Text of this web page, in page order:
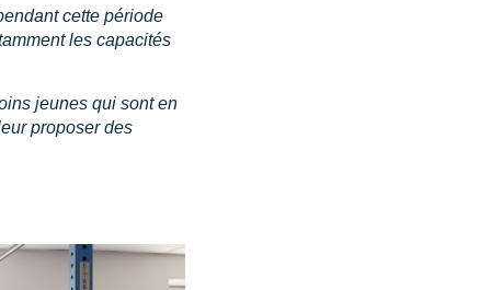
cette période
les capacités
jeunes qui sont en
proposer des